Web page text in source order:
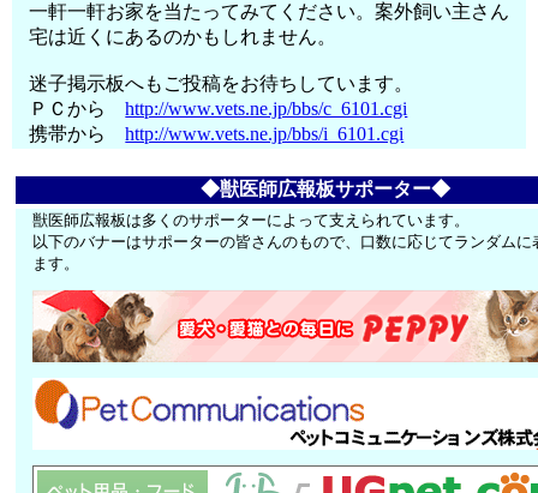
一軒一軒お家を当たってみてください。案外飼い主さん
宅は近くにあるのかもしれません。
迷子掲示板へもご投稿をお待ちしています。
ＰＣからhttp://www.vets.ne.jp/bbs/c_6101.cgi
携帯からhttp://www.vets.ne.jp/bbs/i_6101.cgi
◆獣医師広報板サポーター◆
獣医師広報板は多くのサポーターによって支えられています。
以下のバナーはサポーターの皆さんのもので、口数に応じてランダムに
ます。